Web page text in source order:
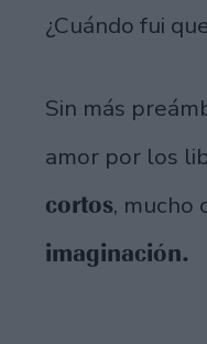
¿Cuándo fui
Sin más
amor por los
cortos, mucho
imaginación.